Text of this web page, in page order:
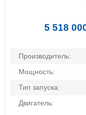
5 518
Производитель:
Мощность:
Тип запуска:
Двигатель: